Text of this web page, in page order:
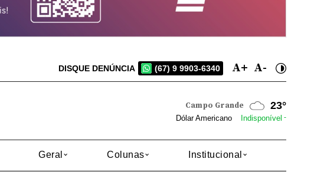
DISQUE DENÚNCIA (67) 9 9903-6340 A+ A-
Dourados 22°
Dólar Americano Indisponível -
Geral Colunas Institucional